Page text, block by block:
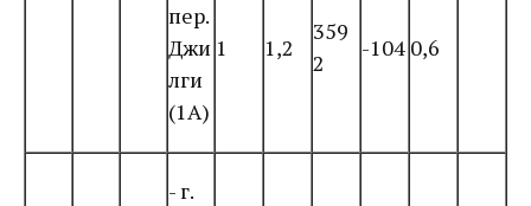
пер.
Джи
лги
(1А)
1 1,2
359
2
-104 0,6
- г.